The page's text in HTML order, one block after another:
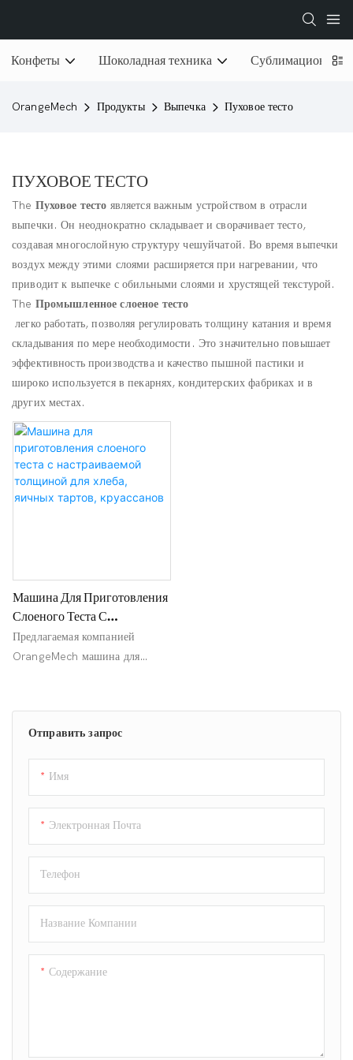
Конфеты Шоколадная техника Сублимационная
OrangeMech Продукты Выпечка Пуховое тесто
ПУХОВОЕ ТЕСТО
The Пуховое тесто является важным устройством в отрасли
выпечки. Он неоднократно складывает и сворачивает тесто,
создавая многослойную структуру чешуйчатой. Во время выпечки
воздух между этими слоями расширяется при нагревании, что
приводит к выпечке с обильными слоями и хрустящей текстурой.
The Промышленное слоеное тесто
легко работать, позволяя регулировать толщину катания и время
складывания по мере необходимости. Это значительно повышает
эффективность производства и качество пышной пастики и
широко используется в пекарнях, кондитерских фабриках и в
других местах.
Отправить запрос
Имя
Электронная Почта
Телефон
Название Компании
Содержание
Машина Для Приготовления
Слоеного Теста С
Настраиваемой Толщиной
Для Хлеба, Яичных Тартов,
Предлагаемая компанией
OrangeMech машина для
хлебопекарной
промышленности. Она выведет
новый уровень и позволит
производить идеальные десерты
эффективностью и высоким
качеством.